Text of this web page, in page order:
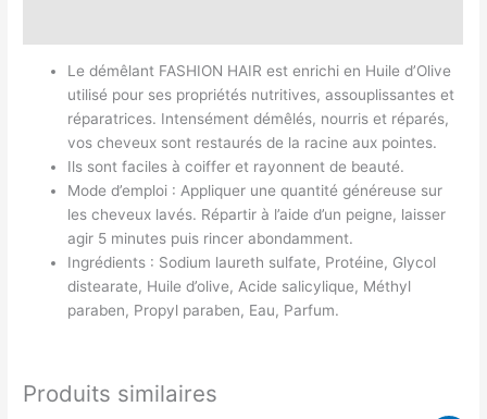
Le démêlant FASHION HAIR est enrichi en Huile d’Olive
utilisé pour ses propriétés nutritives, assouplissantes et
réparatrices. Intensément démêlés, nourris et réparés,
vos cheveux sont restaurés de la racine aux pointes.
Ils sont faciles à coiffer et rayonnent de beauté.
Mode d’emploi : Appliquer une quantité généreuse sur
les cheveux lavés. Répartir à l’aide d’un peigne, laisser
agir 5 minutes puis rincer abondamment.
Ingrédients : Sodium laureth sulfate, Protéine, Glycol
distearate, Huile d’olive, Acide salicylique, Méthyl
paraben, Propyl paraben, Eau, Parfum.
Produits similaires